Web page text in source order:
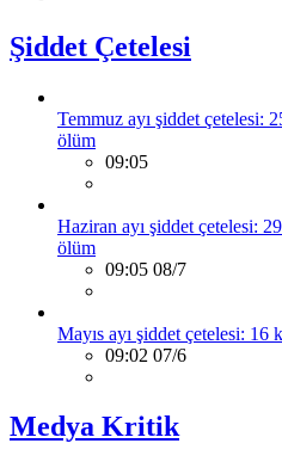
Şiddet Çetelesi
Temmuz ayı şiddet çetelesi:
ölüm
09:05
Haziran ayı şiddet çetelesi:
ölüm
09:05 08/7
Mayıs ayı şiddet çetelesi:
09:02 07/6
Medya Kritik